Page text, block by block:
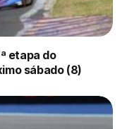
etapa do
sábado (8)